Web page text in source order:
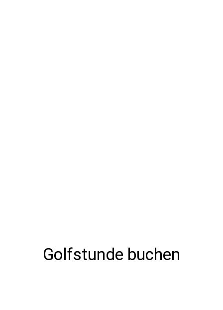
Golfstunde buchen